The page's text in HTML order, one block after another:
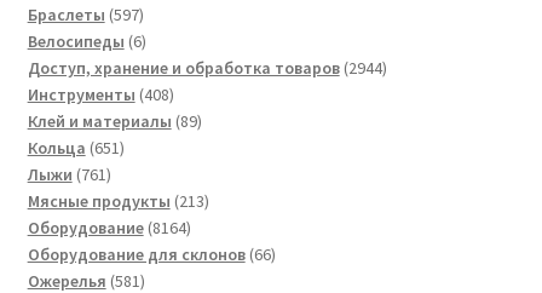
Браслеты 597597
товаров
Велосипеды 66
товаров
Доступ, хранение и обработка товаров 29442944
Инструменты 408408
товаров
Клей и материалы 8989
Кольца 651651
Лыжи 761761
товар
Мясные продукты 213213
Оборудование 81648164
товара
Оборудование для склонов 6666
Ожерелья 581581